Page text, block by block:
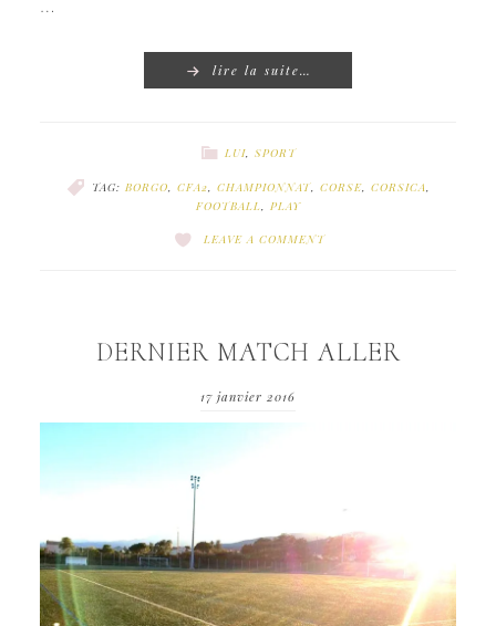
…
lire la suite…
LUI, SPORT
TAG: BORGO, CFA2, CHAMPIONNAT, CORSE, CORSICA,
FOOTBALL, PLAY
LEAVE A COMMENT
DERNIER MATCH ALLER
17 janvier 2016